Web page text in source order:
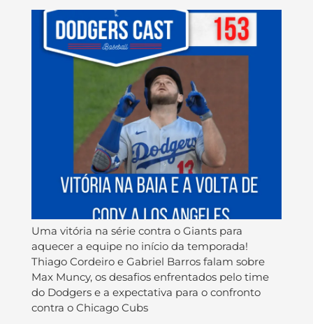
Uma vitória na série contra o Giants para
aquecer a equipe no início da temporada!
Thiago Cordeiro e Gabriel Barros falam sobre
Max Muncy, os desafios enfrentados pelo time
do Dodgers e a expectativa para o confronto
contra o Chicago Cubs